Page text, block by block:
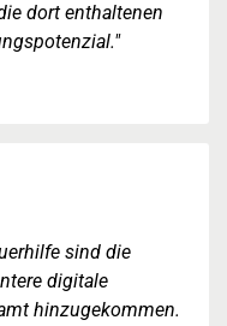
dort enthaltenen
sind die
digitale
hinzugekommen.